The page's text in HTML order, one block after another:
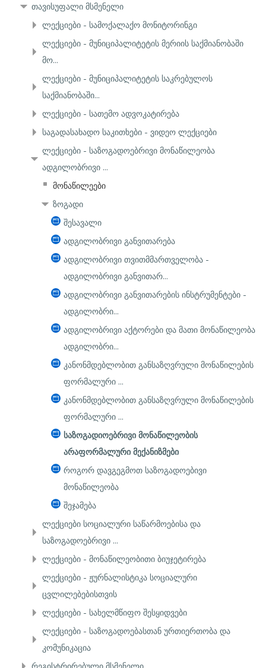
თავისუფალი მსმენელი
ლექციები - სამოქალაქო მონიტორინგი
ლექციები - მუნიციპალიტეტის მერიის საქმიანობაში
მო...
ლექციები - მუნიციპალიტეტის საკრებულოს
საქმიანობაში...
ლექციები - სათემო ადვოკატირება
საგადასახადო საკითხები - ვიდეო ლექციები
ლექციები - საზოგადოებრივი მონაწილეობა
ადგილობრივი ...
მონაწილეები
ზოგადი
შესავალი
ადგილობრივი განვითარება
ადგილობრივი თვითმმართველობა -
ადგილობრივი განვითარ...
ადგილობრივი განვითარების ინსტრუმენტები -
ადგილობრი...
ადგილობრივი აქტორები და მათი მონაწილეობა
ადგილობრი...
კანონმდებლობით განსაზღვრული მონაწილების
ფორმალური ...
კანონმდებლობით განსაზღვრული მონაწილების
ფორმალური ...
საზოგადიოებრივი მონაწილეობის
არაფორმალური მექანიზმები
როგორ დავგეგმოთ საზოგადოებივი
მონაწილეობა
შეჯამება
ლექციები სოციალური საწარმოებისა და
საზოგადოებრივი ...
ლექციები - მონაწილეობითი ბიუჯეტირება
ლექციები - ჟურნალისტიკა სოციალური
ცვლილებებისთვის
ლექციები - სახელმწიფო შესყიდვები
ლექციები - საზოგადოებასთან ურთიერთობა და
კომუნიკაცია